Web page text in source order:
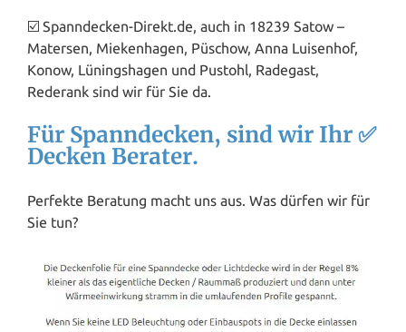
☑️ Spanndecken-Direkt.de, auch in 18239 Satow –
Matersen, Miekenhagen, Püschow, Anna Luisenhof,
Konow, Lüningshagen und Pustohl, Radegast,
Rederank sind wir für Sie da.
Für Spanndecken, sind wir Ihr ✅
Decken Berater.
Perfekte Beratung macht uns aus. Was dürfen wir für
Sie tun?